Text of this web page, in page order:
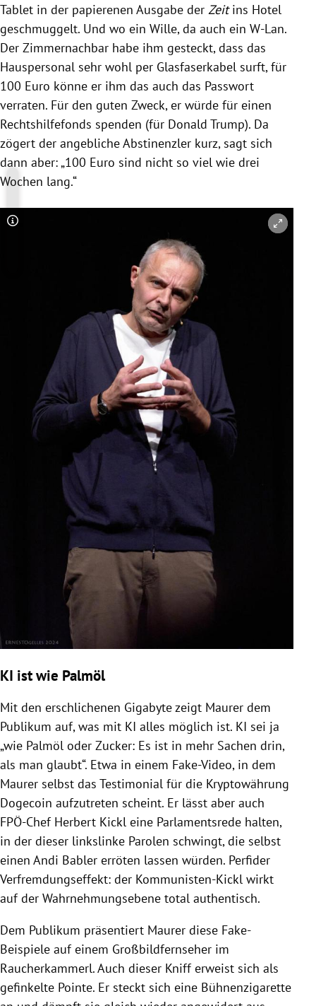
Tablet in der papierenen Ausgabe der Zeitins Hotel
geschmuggelt. Und wo ein Wille, da auch ein W-Lan.
Der Zimmernachbar habe ihm gesteckt, dass das
Hauspersonal sehr wohl per Glasfaserkabel surft, für
100 Euro könne er ihm das auch das Passwort
verraten. Für den guten Zweck, er würde für einen
Rechtshilfefonds spenden (für Donald Trump). Da
zögert der angebliche Abstinenzler kurz, sagt sich
dann aber: „100 Euro sind nicht so viel wie drei
Wochen lang.“
Copyright-Hinweis öffnen/schließen
KI ist wie Palmöl
Mit den erschlichenen Gigabyte zeigt Maurer dem
Publikum auf, was mit KI alles möglich ist. KI sei ja
„wie Palmöl oder Zucker: Es ist in mehr Sachen drin,
als man glaubt“. Etwa in einem Fake-Video, in dem
Maurer selbst das Testimonial für die Kryptowährung
Dogecoin aufzutreten scheint. Er lässt aber auch
FPÖ-Chef Herbert Kickl eine Parlamentsrede halten,
in der dieser linkslinke Parolen schwingt, die selbst
einen Andi Babler erröten lassen würden. Perfider
Verfremdungseffekt: der Kommunisten-Kickl wirkt
auf der Wahrnehmungsebene total authentisch.
Dem Publikum präsentiert Maurer diese Fake-
Beispiele auf einem Großbildfernseher im
Raucherkammerl. Auch dieser Kniff erweist sich als
gefinkelte Pointe. Er steckt sich eine Bühnenzigarette